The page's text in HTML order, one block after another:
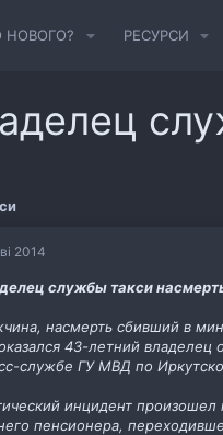
НОВОГО? РЕСУРСИ
2014
службы такси
насмерть сбивший в
43-летний владелец
службе ГУ МВД по
инцидент
пенсионера,